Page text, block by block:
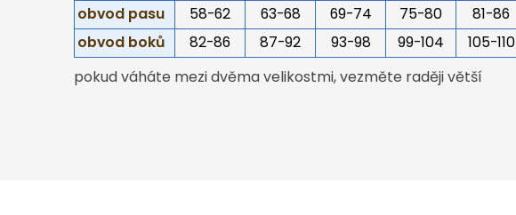
obvod pasu
58-62 63-68 69-74 75-80 81-86
obvod boků
82-86 87-92 93-98 99-104 105-110
pokud váháte mezi dvěma velikostmi, vezměte raději větší